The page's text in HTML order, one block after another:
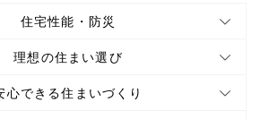
住宅性能・防災
理想の住まい選び
心できる住まいづくり